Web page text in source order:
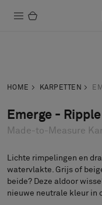
Installatie
Onderhoud
HOME KARPETTEN
Emerge - Ripple
Made-to-Measure
Lichte rimpelingen en
watervlakte. Grijs of
beide? Deze aldoor
nieuwe neutrale kleur in